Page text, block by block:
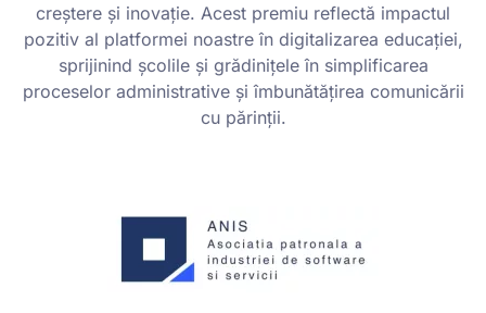
creștere și inovație. Acest premiu reflectă impactul
pozitiv al platformei noastre în digitalizarea educației,
sprijinind școlile și grădinițele în simplificarea
proceselor administrative și îmbunătățirea comunicării
cu părinții.